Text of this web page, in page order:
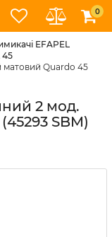
0
EFAPEL
45
матовий Quardo 45
2 мод.
SBM)